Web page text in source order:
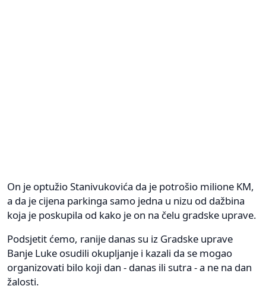
On je optužio Stanivukovića da je potrošio milione KM,
a da je cijena parkinga samo jedna u nizu od dažbina
koja je poskupila od kako je on na čelu gradske uprave.
Podsjetit ćemo, ranije danas su iz Gradske uprave
Banje Luke osudili okupljanje i kazali da se mogao
organizovati bilo koji dan - danas ili sutra - a ne na dan
žalosti.